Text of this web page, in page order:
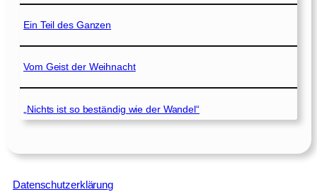
Ein Teil des Ganzen
Vom Geist der Weihnacht
„Nichts ist so beständig wie der Wandel“
Datenschutzerklärung